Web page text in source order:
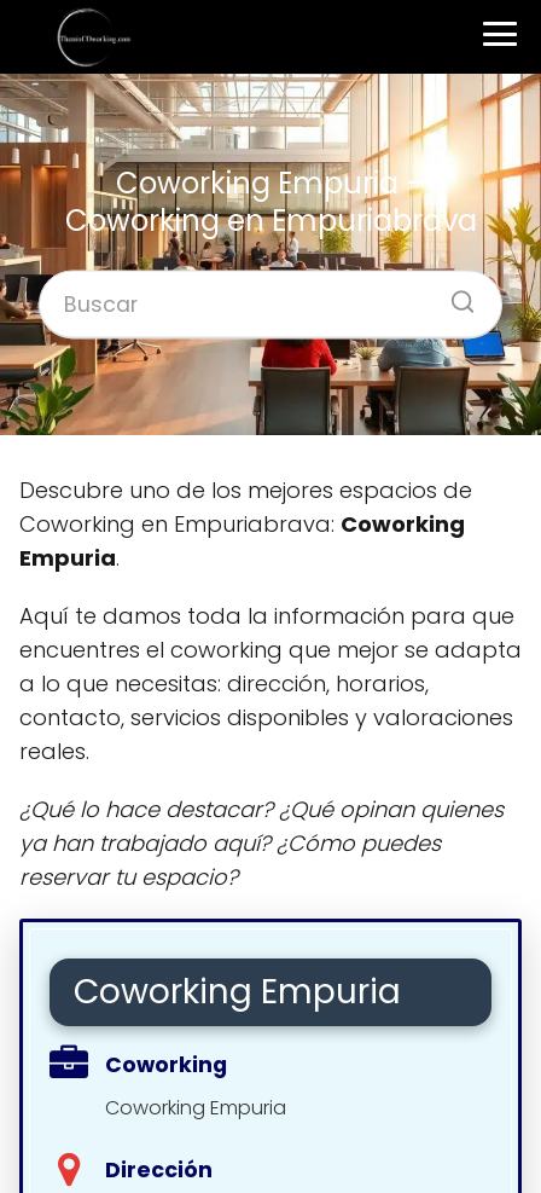
Coworking Empuria –
Coworking en Empuriabrava
Descubre uno de los mejores espacios de
Coworking en Empuriabrava: Coworking
Empuria.
Aquí te damos toda la información para que
encuentres el coworking que mejor se adapta
a lo que necesitas: dirección, horarios,
contacto, servicios disponibles y valoraciones
reales.
¿Qué lo hace destacar? ¿Qué opinan quienes
ya han trabajado aquí? ¿Cómo puedes
reservar tu espacio?
Coworking Empuria
Coworking
Coworking Empuria
Dirección